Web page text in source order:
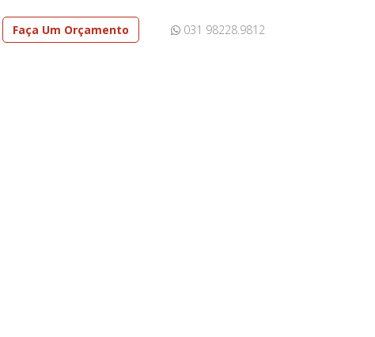
031 98228.9812
Faça Um Orçamento